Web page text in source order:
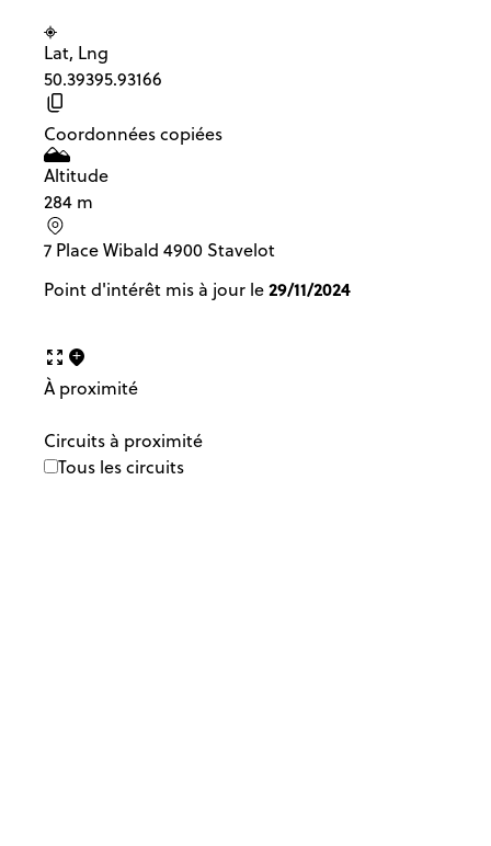
Lat, Lng
50.39395.93166
Coordonnées copiées
Altitude
284 m
7 Place Wibald 4900 Stavelot
Point d'intérêt mis à jour le29/11/2024
À proximité
Circuits à proximité
Tous les circuits